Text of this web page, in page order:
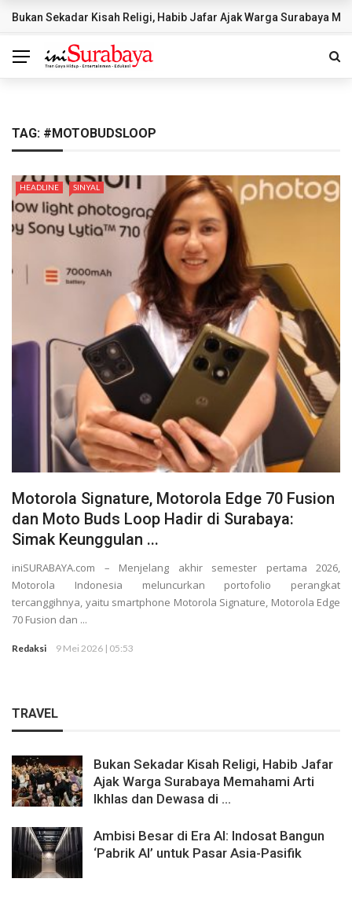
BREAKING NEWS
Bukan Sekadar Kisah Religi, Habib Jafar Ajak Warga Surabaya
TAG: #MOTOBUDSLOOP
HEADLINE SINYAL
Motorola Signature, Motorola Edge 70 Fusion
dan Moto Buds Loop Hadir di Surabaya:
Simak Keunggulan ...
iniSURABAYA.com – Menjelang akhir semester pertama 2026,
Motorola Indonesia meluncurkan portofolio perangkat
tercanggihnya, yaitu smartphone Motorola Signature, Motorola Edge
70 Fusion dan ...
Redaksi 9 Mei 2026 | 05:53
TRAVEL
Bukan Sekadar Kisah Religi, Habib Jafar
Ajak Warga Surabaya Memahami Arti
Ikhlas dan Dewasa di ...
Ambisi Besar di Era AI: Indosat Bangun
‘Pabrik AI’ untuk Pasar Asia-Pasifik